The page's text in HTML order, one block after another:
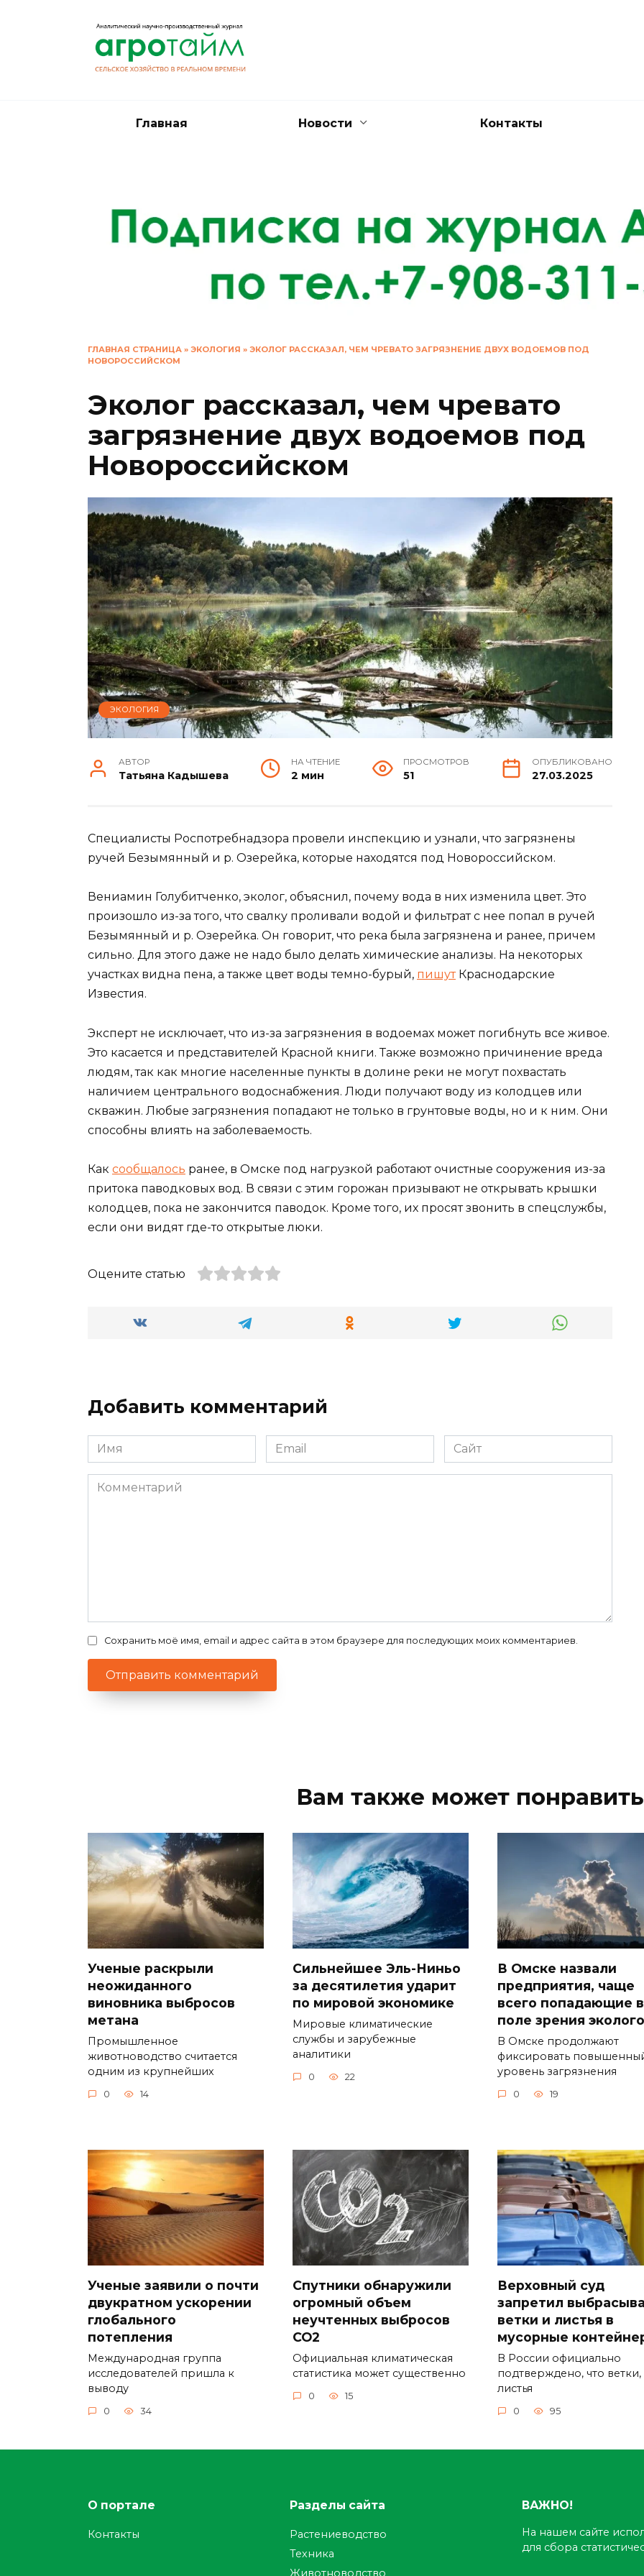
Главная Новости Контакты
ГЛАВНАЯ СТРАНИЦА » ЭКОЛОГИЯ » ЭКОЛОГ РАССКАЗАЛ, ЧЕМ ЧРЕВАТО ЗАГРЯЗНЕНИЕ ДВУХ ВОДОЕМОВ ПОД
НОВОРОССИЙСКОМ
Эколог рассказал, чем чревато
загрязнение двух водоемов под
Новороссийском
ЭКОЛОГИЯ
АВТОР
Татьяна Кадышева
НА ЧТЕНИЕ
2 мин
ПРОСМОТРОВ
51
ОПУБЛИКОВАНО
27.03.2025
Специалисты Роспотребнадзора провели инспекцию и узнали, что загрязнены
ручей Безымянный и р. Озерейка, которые находятся под Новороссийском.
Вениамин Голубитченко, эколог, объяснил, почему вода в них изменила цвет. Это
произошло из-за того, что свалку проливали водой и фильтрат с нее попал в ручей
Безымянный и р. Озерейка. Он говорит, что река была загрязнена и ранее, причем
сильно. Для этого даже не надо было делать химические анализы. На некоторых
участках видна пена, а также цвет воды темно-бурый, пишутКраснодарские
Известия.
Эксперт не исключает, что из-за загрязнения в водоемах может погибнуть все живое.
Это касается и представителей Красной книги. Также возможно причинение вреда
людям, так как многие населенные пункты в долине реки не могут похвастать
наличием центрального водоснабжения. Люди получают воду из колодцев или
скважин. Любые загрязнения попадают не только в грунтовые воды, но и к ним. Они
способны влиять на заболеваемость.
Как сообщалось ранее, в Омске под нагрузкой работают очистные сооружения из-за
притока паводковых вод. В связи с этим горожан призывают не открывать крышки
колодцев, пока не закончится паводок. Кроме того, их просят звонить в спецслужбы,
если они видят где-то открытые люки.
Оцените статью
Добавить комментарий
Имя
*
Email
*
Сайт
Комментарий
Сохранить моё имя, email и адрес сайта в этом браузере для последующих моих комментариев.
Вам также может
Ученые раскрыли
неожиданного
виновника выбросов
метана
Промышленное
животноводство считается
одним из крупнейших
0 14
Сильнейшее Эль-Ниньо
за десятилетия ударит
по мировой экономике
Мировые климатические
службы и зарубежные
аналитики
0 22
В Омске назвали
предприятия, чаще
всего попадающие в
поле зрения
В Омске продолжают
фиксировать
уровень загрязнения
0 19
Ученые заявили о почти
двукратном ускорении
глобального
потепления
Международная группа
исследователей пришла к
выводу
0 34
Спутники обнаружили
огромный объем
неучтенных выбросов
CO2
Официальная климатическая
статистика может существенно
0 15
Верховный суд
запретил
ветки и листья в
мусорные
В России официально
подтверждено, что ветки,
листья
0 95
О портале
Контакты
Разделы сайта
Растениеводство
Техника
Животноводство
ВАЖНО!
На нашем сайте
для сбора